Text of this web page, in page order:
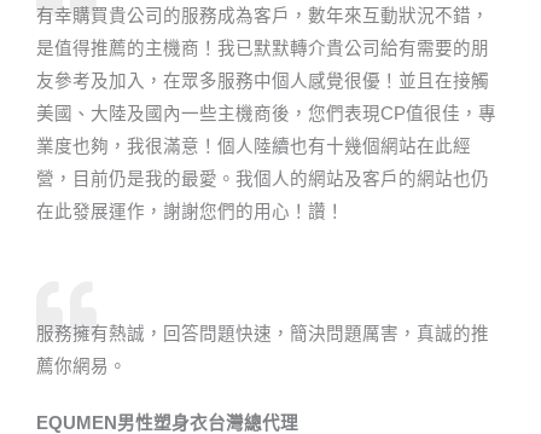
有幸購買貴公司的服務成為客戶，數年來互動狀況不錯，
是值得推薦的主機商！我已默默轉介貴公司給有需要的朋
友參考及加入，在眾多服務中個人感覺很優！並且在接觸
美國、大陸及國內一些主機商後，您們表現CP值很佳，專
業度也夠，我很滿意！個人陸續也有十幾個網站在此經
營，目前仍是我的最愛。我個人的網站及客戶的網站也仍
在此發展運作，謝謝您們的用心！讚！
服務擁有熱誠，回答問題快速，簡決問題厲害，真誠的推
薦你網易。
EQUMEN男性塑身衣台灣總代理​